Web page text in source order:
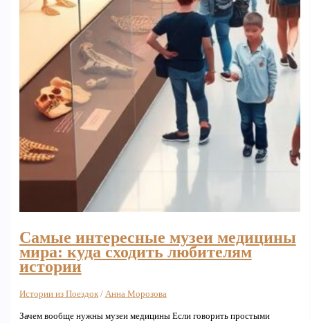
Самые интересные музеи медицины
мира: куда сходить любителям
истории
Истории из Поездок/ Анна Морозова
Зачем вообще нужны музеи медицины Если говорить простыми